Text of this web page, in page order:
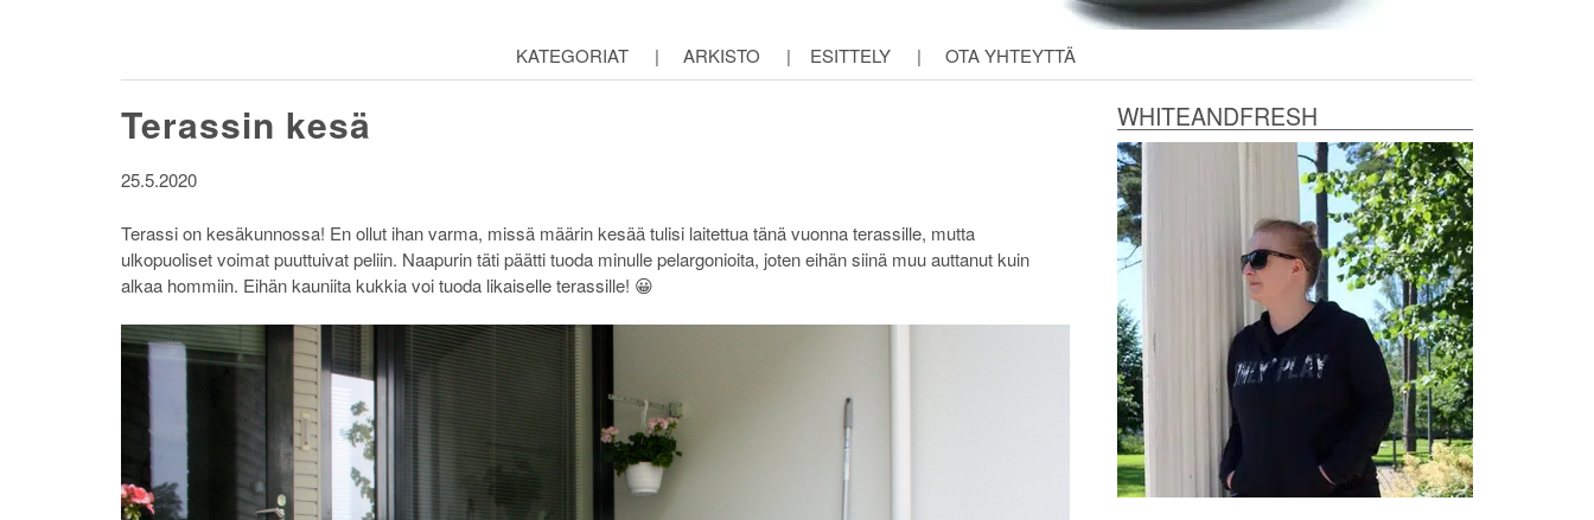
KATEGORIAT | ARKISTO | ESITTELY | OTA YHTEYTTÄ
WHITEANDFRESH
Terassin kesä
25.5.2020
Terassi on kesäkunnossa! En ollut ihan varma, missä määrin kesää tulisi laitettua tänä vuonna terassille, mutta
ulkopuoliset voimat puuttuivat peliin. Naapurin täti päätti tuoda minulle pelargonioita, joten eihän siinä muu auttanut kuin
alkaa hommiin. Eihän kauniita kukkia voi tuoda likaiselle terassille! 😀